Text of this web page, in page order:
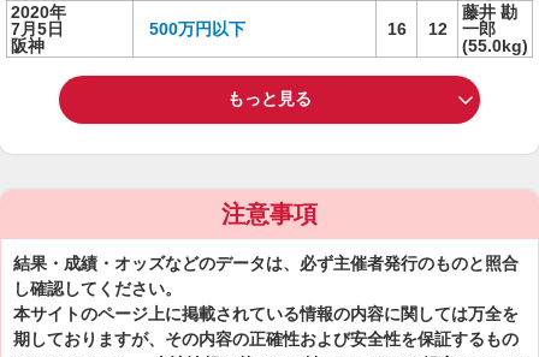
2020年
7月5日
阪神
500万円以下 16 12
藤井 勘
一郎
(55.0kg)
もっと見る
注意事項
結果・成績・オッズなどのデータは、必ず主催者発行のものと照合
し確認してください。
本サイトのページ上に掲載されている情報の内容に関しては万全を
期しておりますが、その内容の正確性および安全性を保証するもの